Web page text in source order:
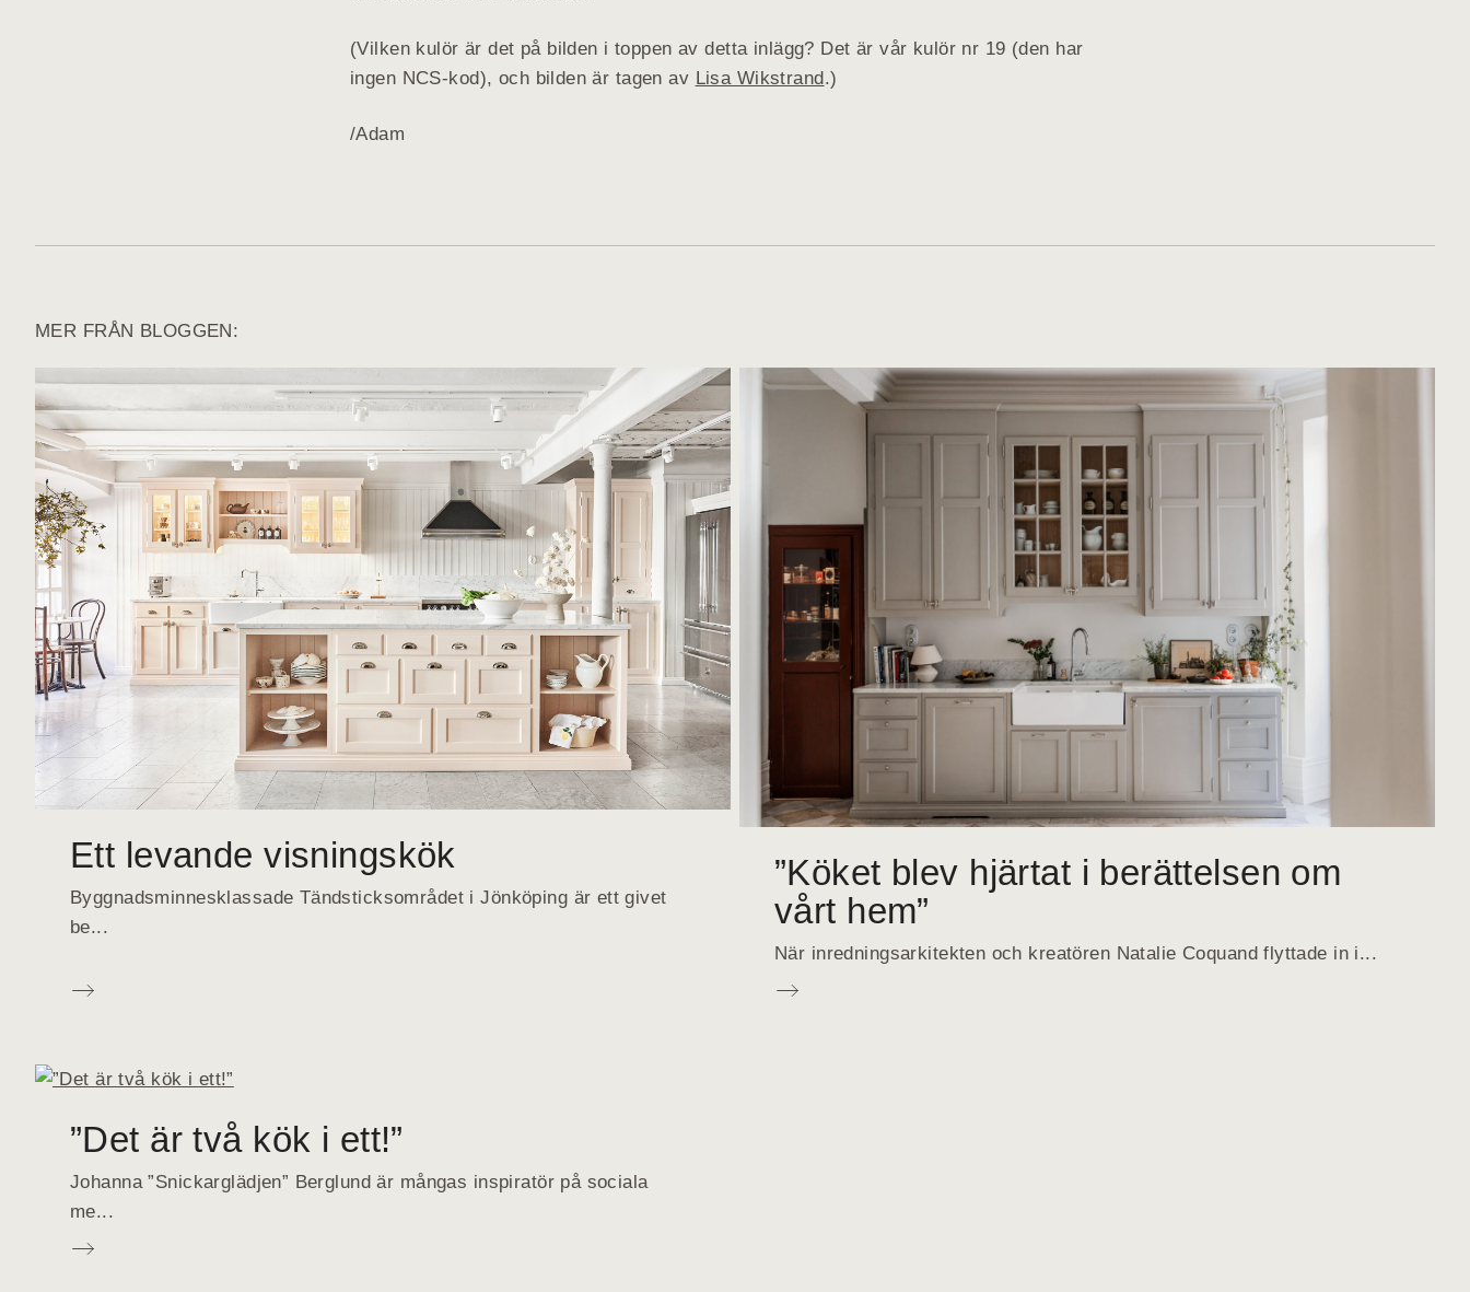
(Vilken kulör är det på bilden i toppen av detta inlägg? Det är vår kulör nr 19 (den har
ingen NCS-kod), och bilden är tagen av Lisa Wikstrand.)
/Adam
MER FRÅN BLOGGEN:
Ett levande visningskök
Byggnadsminnesklassade Tändsticksområdet i Jönköping är ett givet
be...
”Köket blev hjärtat i berättelsen om
vårt hem”
När inredningsarkitekten och kreatören Natalie Coquand flyttade in i...
”Det är två kök i ett!”
Johanna ”Snickarglädjen” Berglund är mångas inspiratör på sociala
me...